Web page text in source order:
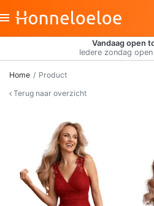
Vandaag open
Iedere zondag
Home
Product
Terug naar overzicht